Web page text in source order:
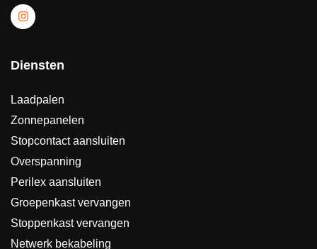
Diensten
Laadpalen
Zonnepanelen
Stopcontact aansluiten
Overspanning
Perilex aansluiten
Groepenkast vervangen
Stoppenkast vervangen
Netwerk bekabeling